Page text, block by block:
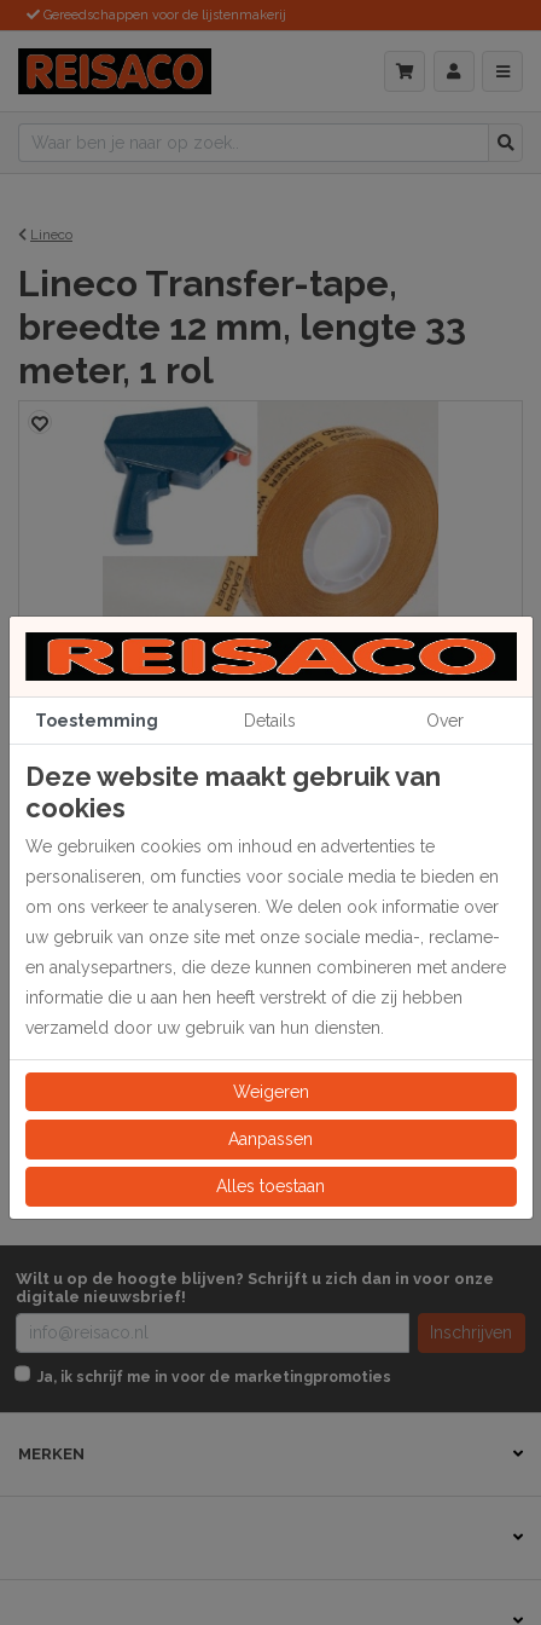
Gereedschappen voor de lijstenmakerij
Lineco
Lineco Transfer-tape,
breedte 12 mm, lengte 33
meter, 1 rol
Beschrijving
dubbele passepartouts e.d. Wordt verwerkt met transfertapehouder
art. nr. 19 60 05
Breedte 12 mm, lengte 33 meter.
Specificaties
Eeinheid
Wilt u op de hoogte blijven? Schrijft u zich dan in voor onze
digitale nieuwsbrief!
Inschrijven
Ja, ik schrijf me in voor de marketingpromoties
MERKEN
Toestemming Details Over
Deze website maakt gebruik van
cookies
We gebruiken cookies om inhoud en advertenties te
personaliseren, om functies voor sociale media te bieden en
om ons verkeer te analyseren. We delen ook informatie over
uw gebruik van onze site met onze sociale media-, reclame-
en analysepartners, die deze kunnen combineren met andere
informatie die u aan hen heeft verstrekt of die zij hebben
verzameld door uw gebruik van hun diensten.
Weigeren
Aanpassen
Alles toestaan